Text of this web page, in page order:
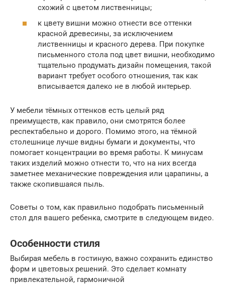
схожий с цветом лиственницы;
к цвету вишни можно отнести все оттенки
красной древесины, за исключением
лиственницы и красного дерева. При покупке
письменного стола под цвет вишни, необходимо
тщательно продумать дизайн помещения, такой
вариант требует особого отношения, так как
вписывается далеко не в любой интерьер.
У мебели тёмных оттенков есть целый ряд
преимуществ, как правило, они смотрятся более
респектабельно и дорого. Помимо этого, на тёмной
столешнице лучше видны бумаги и документы, что
помогает концентрации во время работы. К минусам
таких изделий можно отнести то, что на них всегда
заметнее механические повреждения или царапины, а
также скопившаяся пыль.
Советы о том, как правильно подобрать письменный
стол для вашего ребенка, смотрите в следующем видео.
Особенности стиля
Выбирая мебель в гостиную, важно сохранить единство
форм и цветовых решений. Это сделает комнату
привлекательной, гармоничной